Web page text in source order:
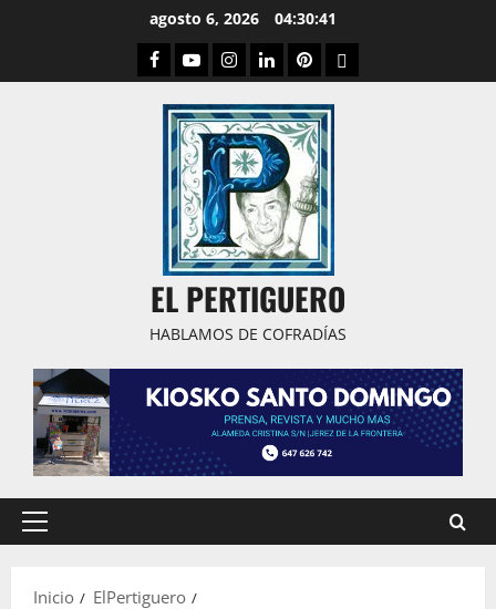
agosto 6, 2026 04:30:42
Facebook
YoutubeInstagram
LinkedPinterestDribbble
EL PERTIGUERO
HABLAMOS DE COFRADÍAS
Menú
Inicio
ElPertiguero